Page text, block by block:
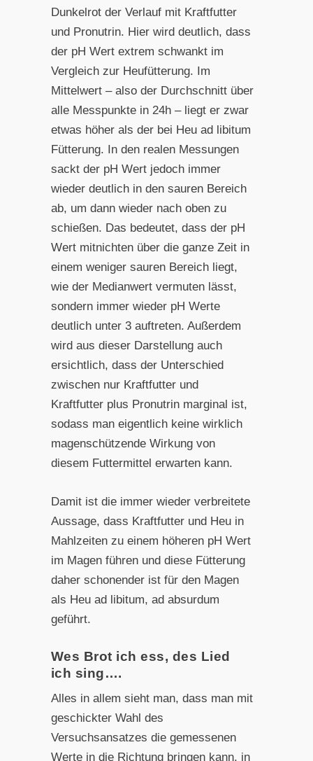
Dunkelrot der Verlauf mit Kraftfutter
und Pronutrin. Hier wird deutlich, dass
der pH Wert extrem schwankt im
Vergleich zur Heufütterung. Im
Mittelwert – also der Durchschnitt über
alle Messpunkte in 24h – liegt er zwar
etwas höher als der bei Heu ad libitum
Fütterung. In den realen Messungen
sackt der pH Wert jedoch immer
wieder deutlich in den sauren Bereich
ab, um dann wieder nach oben zu
schießen. Das bedeutet, dass der pH
Wert mitnichten über die ganze Zeit in
einem weniger sauren Bereich liegt,
wie der Medianwert vermuten lässt,
sondern immer wieder pH Werte
deutlich unter 3 auftreten. Außerdem
wird aus dieser Darstellung auch
ersichtlich, dass der Unterschied
zwischen nur Kraftfutter und
Kraftfutter plus Pronutrin marginal ist,
sodass man eigentlich keine wirklich
magenschützende Wirkung von
diesem Futtermittel erwarten kann.
Damit ist die immer wieder verbreitete
Aussage, dass Kraftfutter und Heu in
Mahlzeiten zu einem höheren pH Wert
im Magen führen und diese Fütterung
daher schonender ist für den Magen
als Heu ad libitum, ad absurdum
geführt.
Wes Brot ich ess, des Lied
ich sing….
Alles in allem sieht man, dass man mit
geschickter Wahl des
Versuchsansatzes die gemessenen
Werte in die Richtung bringen kann, in